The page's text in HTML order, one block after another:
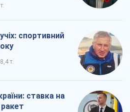
спортивний
8,4 т.
ставка на